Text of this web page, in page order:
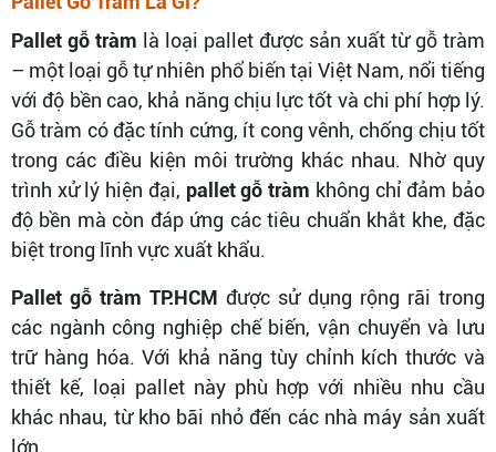
Pallet gỗ tràm là loại pallet được sản xuất từ gỗ tràm
– một loại gỗ tự nhiên phổ biến tại Việt Nam, nổi tiếng
với độ bền cao, khả năng chịu lực tốt và chi phí hợp lý.
Gỗ tràm có đặc tính cứng, ít cong vênh, chống chịu tốt
trong các điều kiện môi trường khác nhau. Nhờ quy
trình xử lý hiện đại, pallet gỗ tràm không chỉ đảm bảo
độ bền mà còn đáp ứng các tiêu chuẩn khắt khe, đặc
biệt trong lĩnh vực xuất khẩu.
Pallet gỗ tràm TP.HCM được sử dụng rộng rãi trong
các ngành công nghiệp chế biến, vận chuyển và lưu
trữ hàng hóa. Với khả năng tùy chỉnh kích thước và
thiết kế, loại pallet này phù hợp với nhiều nhu cầu
khác nhau, từ kho bãi nhỏ đến các nhà máy sản xuất
lớn.